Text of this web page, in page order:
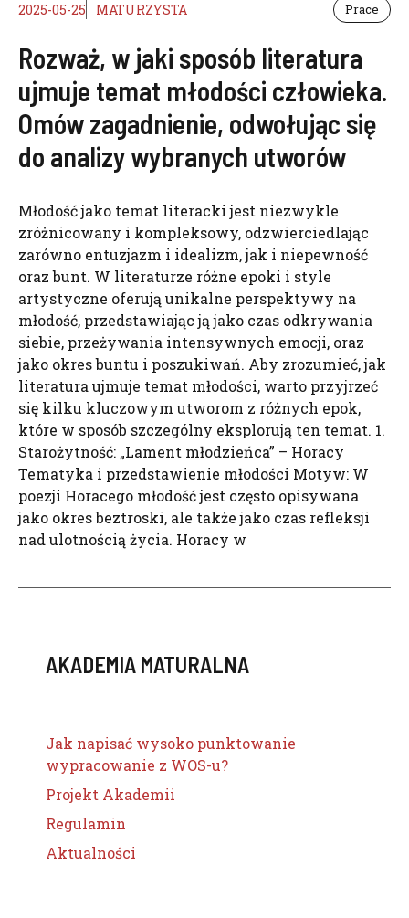
2025-05-25 MATURZYSTA Prace
Rozważ, w jaki sposób literatura
ujmuje temat młodości człowieka.
Omów zagadnienie, odwołując się
do analizy wybranych utworów
Młodość jako temat literacki jest niezwykle
zróżnicowany i kompleksowy, odzwierciedlając
zarówno entuzjazm i idealizm, jak i niepewność
oraz bunt. W literaturze różne epoki i style
artystyczne oferują unikalne perspektywy na
młodość, przedstawiając ją jako czas odkrywania
siebie, przeżywania intensywnych emocji, oraz
jako okres buntu i poszukiwań. Aby zrozumieć, jak
literatura ujmuje temat młodości, warto przyjrzeć
się kilku kluczowym utworom z różnych epok,
które w sposób szczególny eksplorują ten temat. 1.
Starożytność: „Lament młodzieńca” – Horacy
Tematyka i przedstawienie młodości Motyw: W
poezji Horacego młodość jest często opisywana
jako okres beztroski, ale także jako czas refleksji
nad ulotnością życia. Horacy w
AKADEMIA MATURALNA
Jak napisać wysoko punktowanie
wypracowanie z WOS-u?
Projekt Akademii
Regulamin
Aktualności